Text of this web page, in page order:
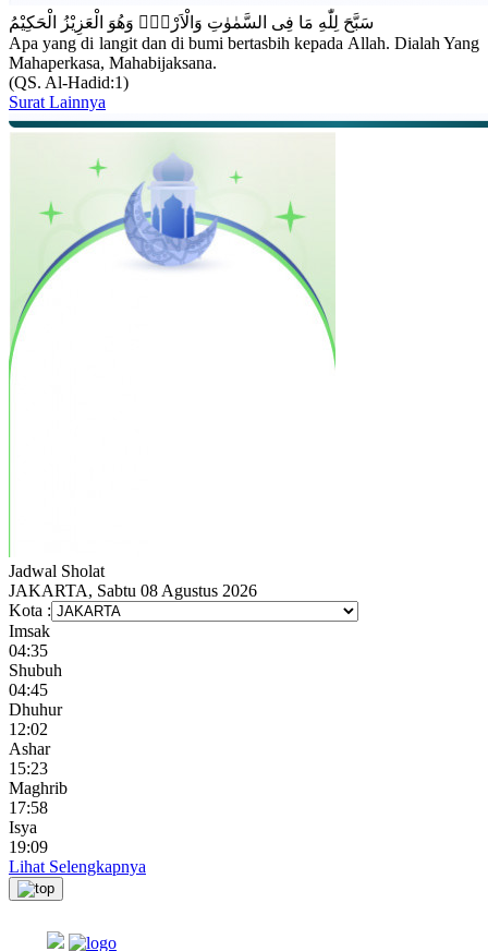
سَبَّحَ لِلّٰهِ مَا فِى السَّمٰوٰتِ وَالْاَرْضِۚ وَهُوَ الْعَزِيْزُ الْحَكِيْمُ
Apa yang di langit dan di bumi bertasbih kepada Allah. Dialah Yang
Mahaperkasa, Mahabijaksana.
(QS. Al-Hadid:1)
Surat Lainnya
Jadwal Sholat
JAKARTA, Sabtu 08 Agustus 2026
Kota :
Imsak
04:35
Shubuh
04:45
Dhuhur
12:02
Ashar
15:23
Maghrib
17:58
Isya
19:09
Lihat Selengkapnya